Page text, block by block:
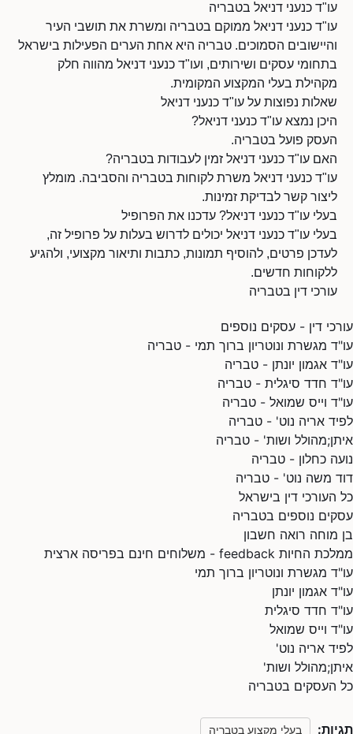
עו"ד כנעני דניאל בטבריה
עו"ד כנעני דניאל ממוקם בטבריה ומשרת את תושבי העיר
והיישובים הסמוכים. טבריה היא אחת הערים הפעילות בישראל
בתחומי עסקים ושירותים, ועו"ד כנעני דניאל מהווה חלק
מקהילת בעלי המקצוע המקומית.
שאלות נפוצות על עו"ד כנעני דניאל
היכן נמצא עו"ד כנעני דניאל?
העסק פועל בטבריה.
האם עו"ד כנעני דניאל זמין לעבודות בטבריה?
עו"ד כנעני דניאל משרת לקוחות בטבריה והסביבה. מומלץ
ליצור קשר לבדיקת זמינות.
בעלי עו"ד כנעני דניאל? עדכנו את הפרופיל
בעלי עו"ד כנעני דניאל יכולים לדרוש בעלות על פרופיל זה,
לעדכן פרטים, להוסיף תמונות, כתבות ותיאור מקצועי, ולהגיע
ללקוחות חדשים.
עורכי דין בטבריה
עורכי דין - עסקים נוספים
עו"ד מגשרת ונוטריון ברוך תמי - טבריה
עו"ד אגמון יונתן - טבריה
עו"ד חדד סיגלית - טבריה
עו"ד וייס שמואל - טבריה
לפיד אריה נוט' - טבריה
איתן;מהולל ושות' - טבריה
נועה כחלון - טבריה
דוד משה נוט' - טבריה
כל העורכי דין בישראל
עסקים נוספים בטבריה
בן מוחה רואה חשבון
ממלכת החיות feedback - משלוחים חינם בפריסה ארצית
עו"ד מגשרת ונוטריון ברוך תמי
עו"ד אגמון יונתן
עו"ד חדד סיגלית
עו"ד וייס שמואל
לפיד אריה נוט'
איתן;מהולל ושות'
כל העסקים בטבריה
תגיות: בעלי מקצוע בטבריה